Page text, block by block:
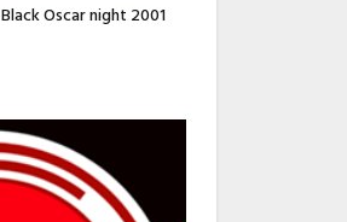
Black Oscar night 2001